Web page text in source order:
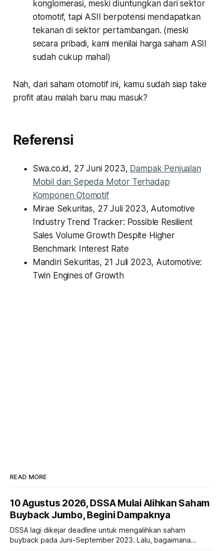
konglomerasi, meski diuntungkan dari sektor
otomotif, tapi ASII berpotensi mendapatkan
tekanan di sektor pertambangan. (meski
secara pribadi, kami menilai harga saham ASII
sudah cukup mahal)
Nah, dari saham otomotif ini, kamu sudah siap take
profit atau malah baru mau masuk?
Referensi
Swa.co.id, 27 Juni 2023, Dampak Penjualan
Mobil dan Sepeda Motor Terhadap
Komponen Otomotif
Mirae Sekuritas, 27 Juli 2023, Automotive
Industry Trend Tracker: Possible Resilient
Sales Volume Growth Despite Higher
Benchmark Interest Rate
Mandiri Sekuritas, 21 Juli 2023, Automotive:
Twin Engines of Growth
READ MORE
10 Agustus 2026, DSSA Mulai Alihkan Saham
Buyback Jumbo, Begini Dampaknya
DSSA lagi dikejar deadline untuk mengalihkan saham
buyback pada Juni-September 2023. Lalu, bagaimana